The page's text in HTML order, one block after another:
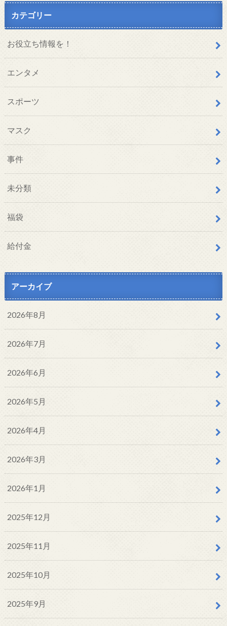
カテゴリー
お役立ち情報を！
エンタメ
スポーツ
マスク
事件
未分類
福袋
給付金
アーカイブ
2026年8月
2026年7月
2026年6月
2026年5月
2026年4月
2026年3月
2026年1月
2025年12月
2025年11月
2025年10月
2025年9月